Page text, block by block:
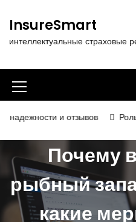
т
к
д
м
InsureSmart
интеллектуальные страховые
И
к
о
н
к
а
м
и отзывов Роль отзывов в
Почему
рыбный
какие